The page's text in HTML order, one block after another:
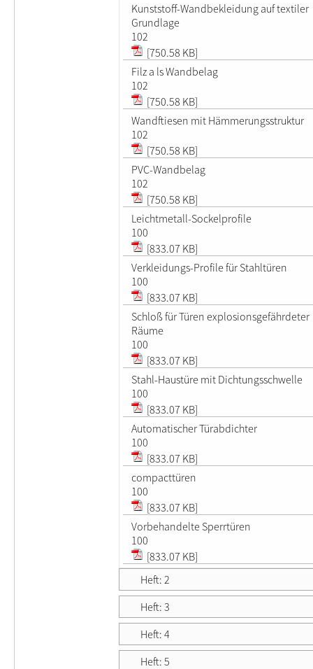
Kunststoff-Wandbekleidung auf textiler
Grundlage
102
[750.58 KB]
Filz a ls Wandbelag
102
[750.58 KB]
Wandftiesen mit Hämmerungsstruktur
102
[750.58 KB]
PVC-Wandbelag
102
[750.58 KB]
Leichtmetall-Sockelprofile
100
[833.07 KB]
Verkleidungs-Profile für Stahltüren
100
[833.07 KB]
Schloß für Türen explosionsgefährdeter
Räume
100
[833.07 KB]
Stahl-Haustüre mit Dichtungsschwelle
100
[833.07 KB]
Automatischer Türabdichter
100
[833.07 KB]
compacttüren
100
[833.07 KB]
Vorbehandelte Sperrtüren
100
[833.07 KB]
Heft: 2
Heft: 3
Heft: 4
Heft: 5